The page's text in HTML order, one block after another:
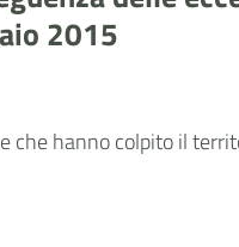
2015
hanno colpito il